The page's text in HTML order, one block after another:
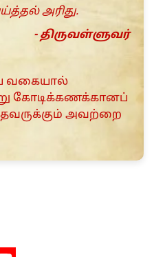
அரிது.
- திருவள்ளுவர்
வகையால்
கோடிக்கணக்கானப்
அவற்றை